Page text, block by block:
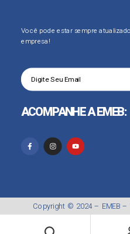
Você pode estar sempre
empresa!
ACOMPANHE A EMEB:
Copyright © 2024 – EMEB–